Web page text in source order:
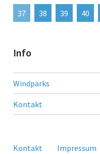
37 38 39 40
Info
Windparks
Kontakt
Kontakt Impressum